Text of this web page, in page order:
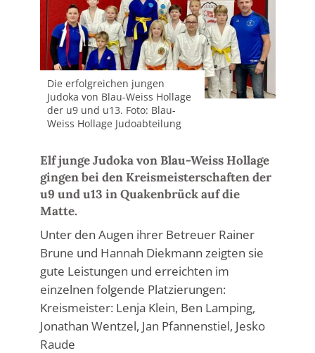
Die erfolgreichen jungen
Judoka von Blau-Weiss Hollage
der u9 und u13. Foto: Blau-
Weiss Hollage Judoabteilung
Elf junge Judoka von Blau-Weiss Hollage
gingen bei den Kreismeisterschaften der
u9 und u13 in Quakenbrück auf die
Matte.
Unter den Augen ihrer Betreuer Rainer
Brune und Hannah Diekmann zeigten sie
gute Leistungen und erreichten im
einzelnen folgende Platzierungen:
Kreismeister: Lenja Klein, Ben Lamping,
Jonathan Wentzel, Jan Pfannenstiel, Jesko
Raude